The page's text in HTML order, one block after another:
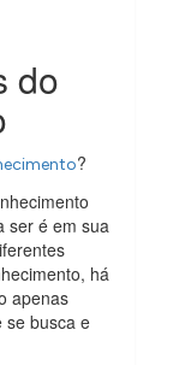
do
?
ser é em sua
há
apenas
se busca e